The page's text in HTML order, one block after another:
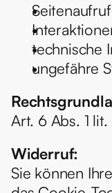
technische
ungefähre
Art. 6 Abs. 1
Widerruf:
Sie können